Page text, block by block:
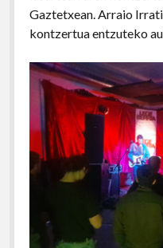
Gaztetxean. Arraio
kontzertua entzuteko